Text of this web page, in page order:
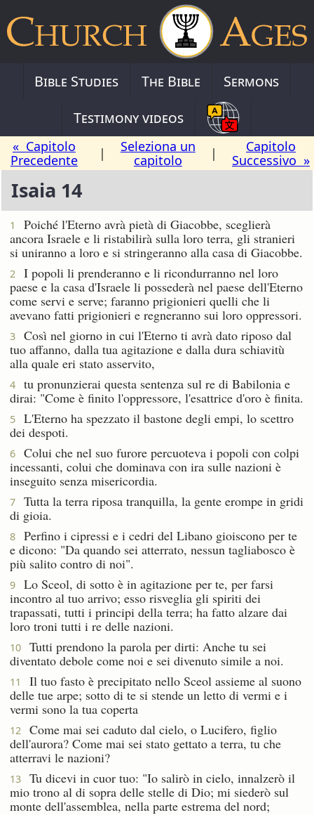
Bible Studies The Bible
Sermons
Testimony videos
« Capitolo
Precedente
|
Seleziona un
capitolo
|
Capitolo
Successivo »
Isaia 14
1
Poiché l'Eterno avrà pietà di Giacobbe, sceglierà
ancora Israele e li ristabilirà sulla loro terra, gli stranieri
si uniranno a loro e si stringeranno alla casa di Giacobbe.
2
I popoli li prenderanno e li ricondurranno nel loro
paese e la casa d'Israele li possederà nel paese dell'Eterno
come servi e serve; faranno prigionieri quelli che li
avevano fatti prigionieri e regneranno sui loro oppressori.
3
Così nel giorno in cui l'Eterno ti avrà dato riposo dal
tuo affanno, dalla tua agitazione e dalla dura schiavitù
alla quale eri stato asservito,
4
tu pronunzierai questa sentenza sul re di Babilonia e
dirai: "Come è finito l'oppressore, l'esattrice d'oro è finita.
5
L'Eterno ha spezzato il bastone degli empi, lo scettro
dei despoti.
6
Colui che nel suo furore percuoteva i popoli con colpi
incessanti, colui che dominava con ira sulle nazioni è
inseguito senza misericordia.
7
Tutta la terra riposa tranquilla, la gente erompe in gridi
di gioia.
8
Perfino i cipressi e i cedri del Libano gioiscono per te
e dicono: "Da quando sei atterrato, nessun tagliabosco è
più salito contro di noi".
9
Lo Sceol, di sotto è in agitazione per te, per farsi
incontro al tuo arrivo; esso risveglia gli spiriti dei
trapassati, tutti i principi della terra; ha fatto alzare dai
loro troni tutti i re delle nazioni.
10
Tutti prendono la parola per dirti: Anche tu sei
diventato debole come noi e sei divenuto simile a noi.
11
Il tuo fasto è precipitato nello Sceol assieme al suono
delle tue arpe; sotto di te si stende un letto di vermi e i
vermi sono la tua coperta
12
Come mai sei caduto dal cielo, o Lucifero, figlio
dell'aurora? Come mai sei stato gettato a terra, tu che
atterravi le nazioni?
13
Tu dicevi in cuor tuo: "Io salirò in cielo, innalzerò il
mio trono al di sopra delle stelle di Dio; mi siederò sul
monte dell'assemblea, nella parte estrema del nord;